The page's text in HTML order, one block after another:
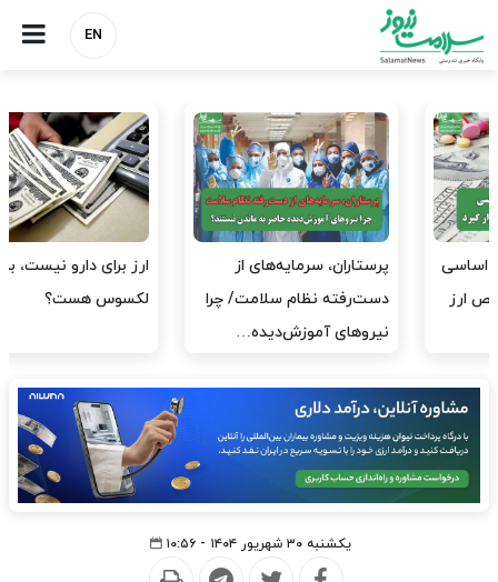
EN
ارز برای دارو نیست، برای
لکسوس هست؟
به وزیر اقتصاد و خانواده‌اش
خدمات درمانی ندهید
یکشنبه ۳۰ شهریور ۱۴۰۴ - ۱۰:۵۶